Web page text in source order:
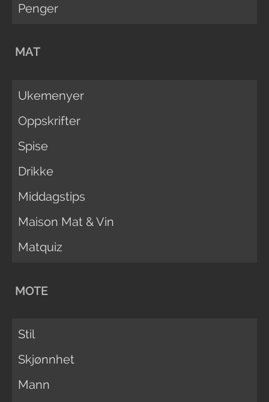
Penger
MAT
Ukemenyer
Oppskrifter
Spise
Drikke
Middagstips
Maison Mat & Vin
Matquiz
MOTE
Stil
Skjønnhet
Mann